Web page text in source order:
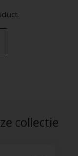
collectie